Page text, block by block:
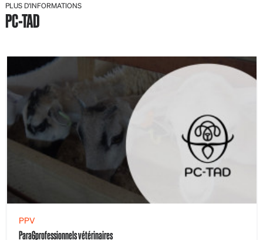
PLUS D'INFORMATIONS
PC-TAD
PPV
Para6professionnels vétérinaires